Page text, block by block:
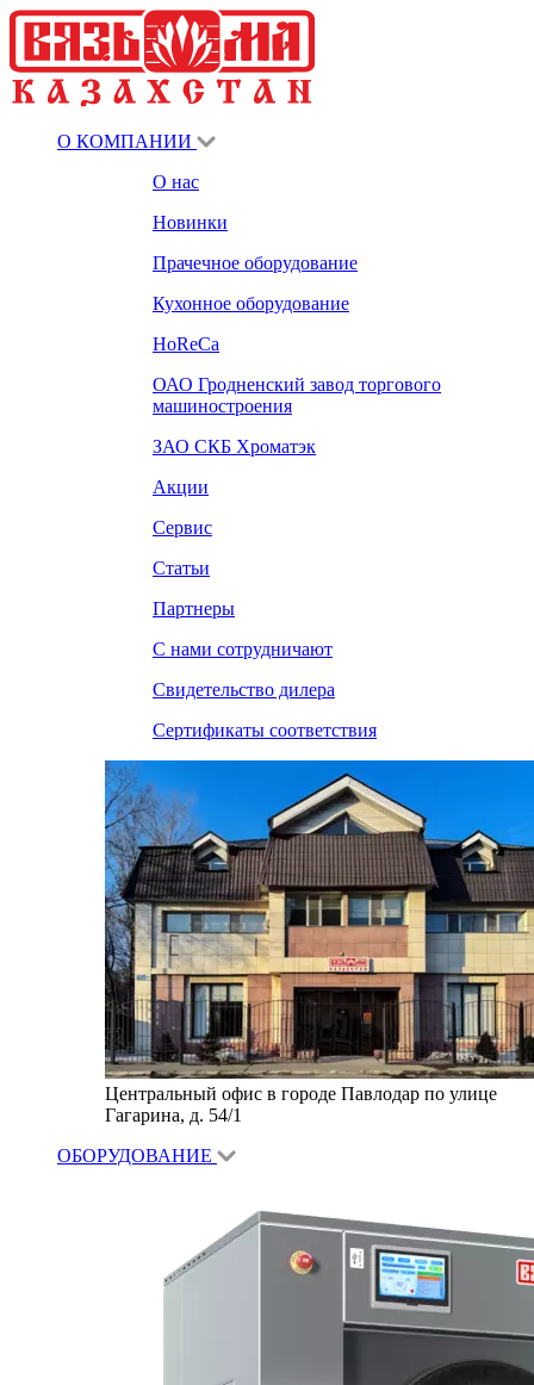
О КОМПАНИИ
О нас
Новинки
Прачечное оборудование
Кухонное оборудование
HoReCa
ОАО Гродненский завод торгового
машиностроения
ЗАО СКБ Хроматэк
Акции
Сервис
Статьи
Партнеры
С нами сотрудничают
Свидетельство дилера
Сертификаты соответствия
Центральный офис в городе Павлодар по улице
Гагарина, д. 54/1
ОБОРУДОВАНИЕ